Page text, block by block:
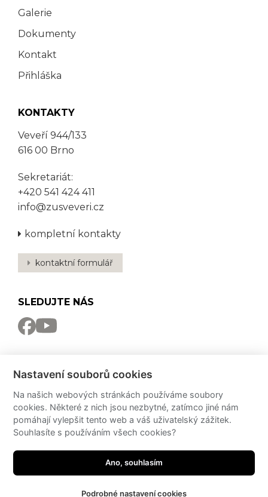
Galerie
Dokumenty
Kontakt
Přihláška
KONTAKTY
Veveří 944/133
616 00 Brno
Sekretariát:
+420 541 424 411
info@zusveveri.cz
kompletní kontakty
kontaktní formulář
SLEDUJTE NÁS
PRO MÉDIA
JRWN
Nastavení souborů cookies
Na našich webových stránkách používáme soubory
cookies. Některé z nich jsou nezbytné, zatímco jiné nám
pomáhají vylepšit tento web a váš uživatelský zážitek.
Souhlasíte s používáním všech cookies?
Ano, souhlasím
Podrobné nastavení cookies
Potřebujete poradit?